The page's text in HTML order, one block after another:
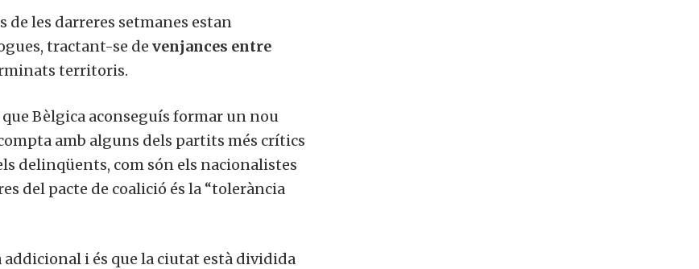
de les darreres setmanes estan
tractant-se de venjances entre
territoris.
Bèlgica aconseguís formar un nou
amb alguns dels partits més crítics
delinqüents, com són els nacionalistes
del pacte de coalició és la “tolerància
addicional i és que la ciutat està dividida